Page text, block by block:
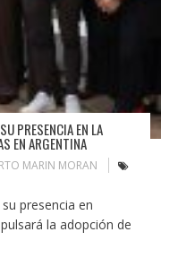
PRESENCIA EN LA
EN ARGENTINA
MARIN MORAN
presencia en
la adopción de